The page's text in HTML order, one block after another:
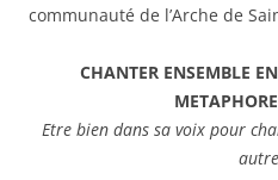
communauté de l’Arche de
CHANTER ENSEMBLE
Etre bien dans sa voix pour